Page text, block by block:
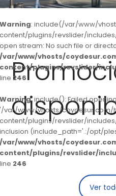
Warning: include(/var/www/
content/plugins/revslider/
open stream: No such file or
/var/www/vhosts/
content/plugins/revslider/
line 246
Warning: include(): Failed opening
'/var/www/vhosts/
content/plugins/revslider/
inclusion (include_path='.:/opt/
/var/www/vhosts/
content/plugins/revslider/
line 246
Ver